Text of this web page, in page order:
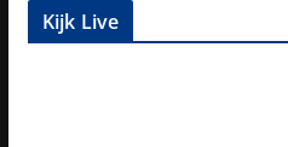
Kijk Live